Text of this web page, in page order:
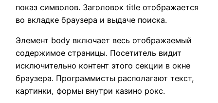
показ символов. Заголовок title отображается
во вкладке браузера и выдаче поиска.
Элемент body включает весь отображаемый
содержимое страницы. Посетитель видит
исключительно контент этого секции в окне
браузера. Программисты располагают текст,
картинки, формы внутри казино рокс.